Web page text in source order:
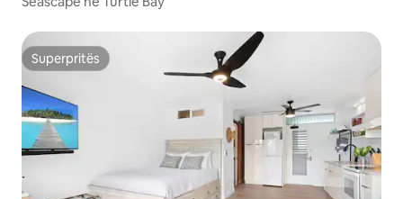
Superpritës
Superpritës